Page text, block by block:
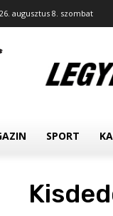
augusztus 8. szombat
SPORT